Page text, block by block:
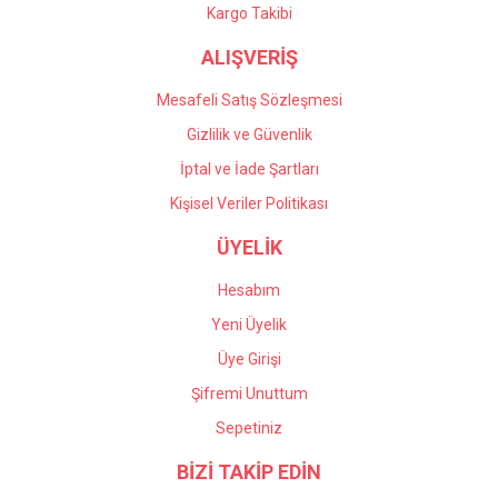
Gönder
Kargo Takibi
ALIŞVERİŞ
Mesafeli Satış Sözleşmesi
Gizlilik ve Güvenlik
İptal ve İade Şartları
Kişisel Veriler Politikası
ÜYELİK
Hesabım
Yeni Üyelik
Üye Girişi
Şifremi Unuttum
Sepetiniz
BİZİ TAKİP EDİN